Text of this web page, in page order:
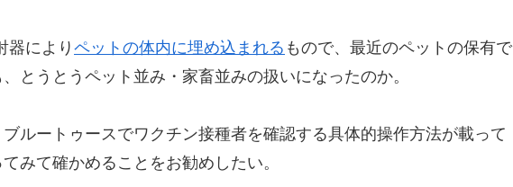
器により ペットの体内に埋め込まれる もので、最近のペットの保有で
とうとうペット並み・家畜並みの扱いになったのか。
ルートゥースでワクチン接種者を確認する具体的操作方法が載って
みて確かめることをお勧めしたい。